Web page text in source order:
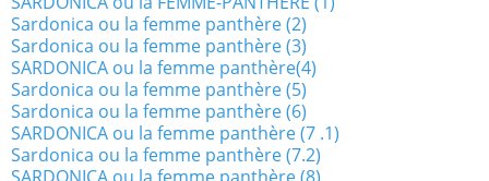
Sardonica ou la femme panthère (2)
Sardonica ou la femme panthère (3)
SARDONICA ou la femme panthère(4)
Sardonica ou la femme panthère (5)
Sardonica ou la femme panthère (6)
SARDONICA ou la femme panthère (7 .1)
Sardonica ou la femme panthère (7.2)